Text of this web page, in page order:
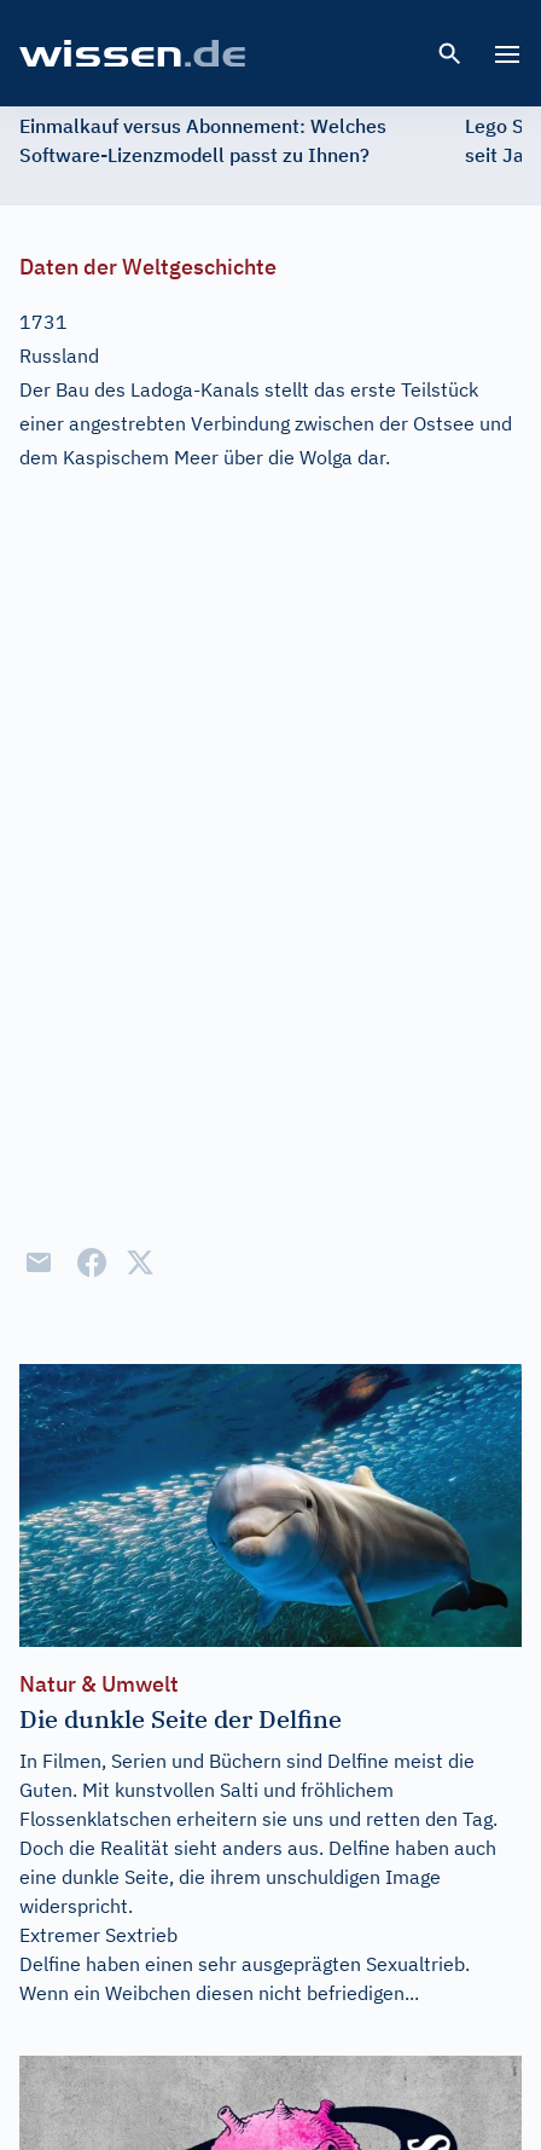
Einmalkauf versus Abonnement: Welches
Software-Lizenzmodell passt zu Ihnen?
Lego
seit
Daten der Weltgeschichte
1731
Russland
Der Bau des Ladoga-Kanals stellt das erste Teilstück
einer angestrebten Verbindung zwischen der Ostsee und
dem Kaspischem Meer über die Wolga dar.
Natur & Umwelt
Die dunkle Seite der Delfine
In Filmen, Serien und Büchern sind Delfine meist die
Guten. Mit kunstvollen Salti und fröhlichem
Flossenklatschen erheitern sie uns und retten den Tag.
Doch die Realität sieht anders aus. Delfine haben auch
eine dunkle Seite, die ihrem unschuldigen Image
widerspricht.
Extremer Sextrieb
Delfine haben einen sehr ausgeprägten Sexualtrieb.
Wenn ein Weibchen diesen nicht befriedigen...